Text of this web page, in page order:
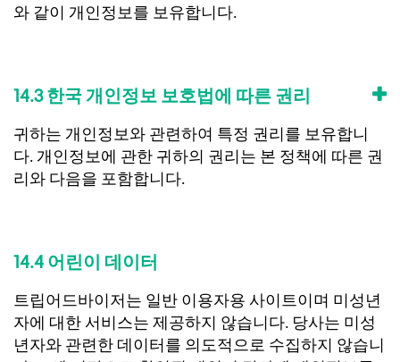
와 같이 개인정보를 보유합니다.
14.3 한국 개인정보 보호법에 따른 권리
귀하는 개인정보와 관련하여 특정 권리를 보유합니
다. 개인정보에 관한 귀하의 권리는 본 정책에 따른 권
리와 다음을 포함합니다.
14.4 어린이 데이터
트립어드바이저는 일반 이용자용 사이트이며 미성년
자에 대한 서비스는 제공하지 않습니다. 당사는 미성
년자와 관련한 데이터를 의도적으로 수집하지 않습니